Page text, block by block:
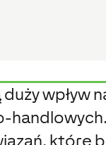
wpływ
które